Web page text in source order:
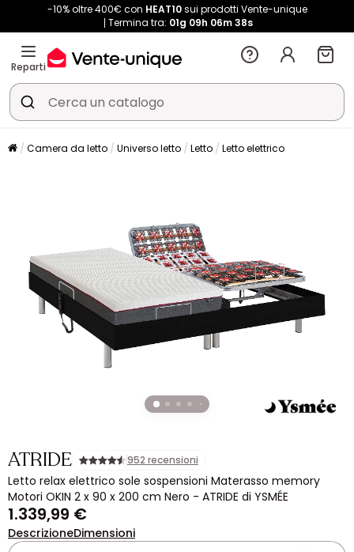
-10% oltre 400€ con HEAT10sui prodotti Vente-unique
Termina tra: 01g 09h 06m38s
Reparti
Camera da letto Universo letto Letto Letto elettrico
ATRIDE 952 recensioni
Letto relax elettrico sole sospensioni Materasso memory
Motori OKIN 2 x 90 x 200 cm Nero - ATRIDE di YSMÉE
1.339,99 €
DescrizioneDimensioni